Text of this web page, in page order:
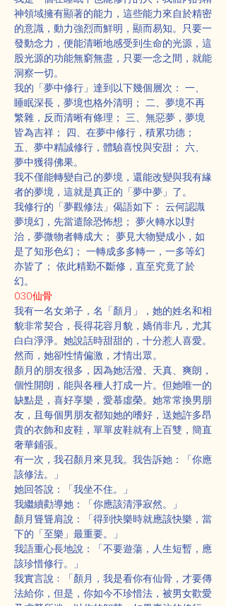
神領域擁有顯著的能力，這些能力來自於精密
的意識，動力強烈而鮮明，顯而易知。只要一
發動念力，便能清晰地感受到生命的光源，這
股光源的功能無窮無盡，只要一念之間，就能
洞察一切。
我的「夢中修行」達到以下幾個層次： 一、
睡眠深長，夢境也格外清明； 二、夢境不再
繁雜，反而清晰有條理； 三、無惡夢，夢境
皆為吉祥； 四、在夢中修行，積累功德；
五、夢中精誠修行，體驗喜悅與安甜； 六、
夢中獲得佛果。
我不僅能轉變自己的夢境，還能改變與我有緣
者的夢境，這就是真正的「夢中夢」了。
我修行的「夢觀修法」偈語如下： 云何認識
夢境幻，先當遣除恐怖想； 夢火轉水以對
治，夢微物者轉成大； 夢見大物變成小，如
是了知形色幻； 一轉成多多轉一，一多等幻
亦皆了； 依此精勤不斷修，直至究竟了於
幻。
030仙骨
我有一名女弟子，名「顏月」，她的姓名和相
貌非常契合，長得花容月貌，嬌俏非凡，尤其
白白淨淨。她說話時甜甜的，十分惹人喜愛。
然而，她卻性情偏激，才情出眾。
顏月的朋友很多，因為她活潑、天真、爽朗，
個性開朗，能與各種人打成一片。但她唯一的
缺點是，喜好享樂，愛慕虛榮。她常常換男朋
友，且每個男朋友都知她的嗜好，送她許多昂
貴的衣飾和皮鞋，單單皮鞋就有上百雙，簡直
奢華鋪張。
有一次，我召顏月來見我。我告訴她：「你應
該修法。」
她回答說：「我坐不住。」
我繼續勸導她：「你應該清淨寂然。」
顏月聳聳肩說：「得到快樂時就應該快樂，當
下的「至樂」最重要。」
我語重心長地說：「不要遊蕩，人生短暫，應
該珍惜修行。」
我實言說﹕「顏月，我是看你有仙骨，才要傳
法給你，但是，你如今不珍惜法，被男女歡愛